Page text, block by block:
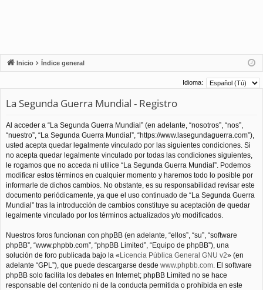
Inicio Índice general
Idioma:
La Segunda Guerra Mundial - Registro
Al acceder a “La Segunda Guerra Mundial” (en adelante, “nosotros”, “nos”,
“nuestro”, “La Segunda Guerra Mundial”, “https://www.lasegundaguerra.com”),
usted acepta quedar legalmente vinculado por las siguientes condiciones. Si
no acepta quedar legalmente vinculado por todas las condiciones siguientes,
le rogamos que no acceda ni utilice “La Segunda Guerra Mundial”. Podemos
modificar estos términos en cualquier momento y haremos todo lo posible por
informarle de dichos cambios. No obstante, es su responsabilidad revisar este
documento periódicamente, ya que el uso continuado de “La Segunda Guerra
Mundial” tras la introducción de cambios constituye su aceptación de quedar
legalmente vinculado por los términos actualizados y/o modificados.
Nuestros foros funcionan con phpBB (en adelante, “ellos”, “su”, “software
phpBB”, “www.phpbb.com”, “phpBB Limited”, “Equipo de phpBB”), una
solución de foro publicada bajo la «Licencia Pública General GNU v2» (en
adelante “GPL”), que puede descargarse desde www.phpbb.com. El software
phpBB solo facilita los debates en Internet; phpBB Limited no se hace
responsable del contenido ni de la conducta permitida o prohibida en este